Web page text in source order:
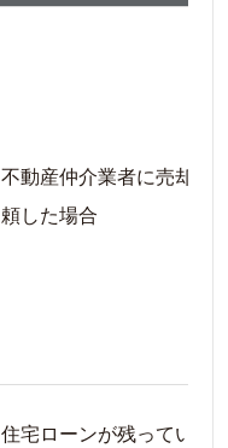
不動産仲介業者に売却を
頼した場合
住宅ローンが残っている